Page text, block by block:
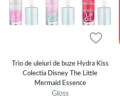
Trio de uleiuri de buze Hydra Kiss
Colectia Disney The Little
Mermaid Essence
Gloss